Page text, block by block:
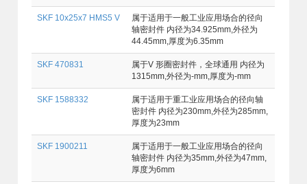
SKF 10x25x7 HMS5 V
属于适用于一般工业应用场合的径向
轴密封件 内径为34.925mm,外径为
44.45mm,厚度为6.35mm
SKF 470831
属于V 形圈密封件，全球通用 内径为
1315mm,外径为-mm,厚度为-mm
SKF 1588332
属于适用于重工业应用场合的径向轴
密封件 内径为230mm,外径为285mm,
厚度为23mm
SKF 1900211
属于适用于一般工业应用场合的径向
轴密封件 内径为35mm,外径为47mm,
厚度为6mm